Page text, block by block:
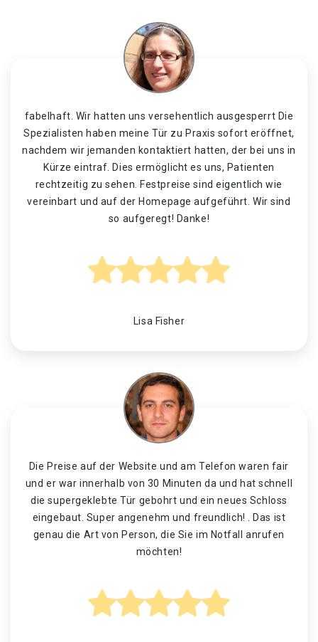
fabelhaft. Wir hatten uns versehentlich ausgesperrt Die
Spezialisten haben meine Tür zu Praxis sofort eröffnet,
nachdem wir jemanden kontaktiert hatten, der bei uns in
Kürze eintraf. Dies ermöglicht es uns, Patienten
rechtzeitig zu sehen. Festpreise sind eigentlich wie
vereinbart und auf der Homepage aufgeführt. Wir sind
so aufgeregt! Danke!
Lisa Fisher
Die Preise auf der Website und am Telefon waren fair
und er war innerhalb von 30 Minuten da und hat schnell
die supergeklebte Tür gebohrt und ein neues Schloss
eingebaut. Super angenehm und freundlich! . Das ist
genau die Art von Person, die Sie im Notfall anrufen
möchten!